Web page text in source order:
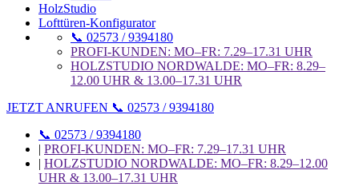
HolzStudio
Lofttüren-Konfigurator
📞 02573 / 9394180
PROFI-KUNDEN: MO–FR: 7.29–17.31 UHR
HOLZSTUDIO NORDWALDE: MO–FR: 8.29–
12.00 UHR & 13.00–17.31 UHR
JETZT ANRUFEN 📞 02573 / 9394180
📞 02573 / 9394180
| PROFI-KUNDEN: MO–FR: 7.29–17.31 UHR
| HOLZSTUDIO NORDWALDE: MO–FR: 8.29–12.00
UHR & 13.00–17.31 UHR